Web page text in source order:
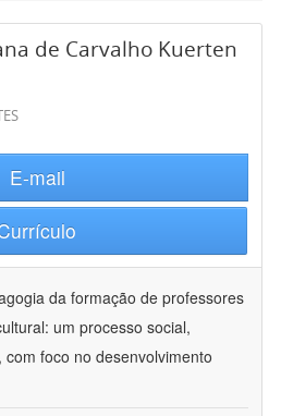
de Carvalho Kuerten
E-mail
da formação de professores
um processo social,
foco no desenvolvimento